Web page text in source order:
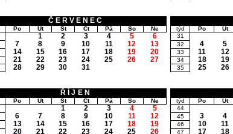
ČERVENEC
Po Út St Čt Pá So
Ne
1 2 3 4 5 6
7 8 9 10 11 12 13
14 15 16 17 18 19 20
21 22 23 24 25 26 27
28 29 30 31
týd Po Út
31
32 4 5
33 11 12
34 18 19
35 25 26
ŘÍJEN
Po Út St Čt Pá So
Ne
1 2 3 4 5
6 7 8 9 10 11 12
13 14 15 16 17 18 19
20 21 22 23 24 25 26
týd Po Út
44
45 3 4
46 10 11
47 17 18